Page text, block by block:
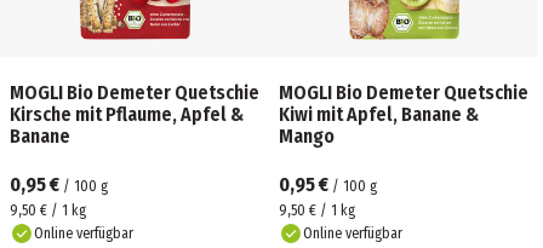
MOGLI Bio Demeter Quetschie
Kirsche mit Pflaume, Apfel &
Banane
0,95 € / 100 g
9,50 € / 1 kg
Online verfügbar
MOGLI Bio Demeter Quetschie
Kiwi mit Apfel, Banane &
Mango
0,95 € / 100 g
9,50 € / 1 kg
Online verfügbar